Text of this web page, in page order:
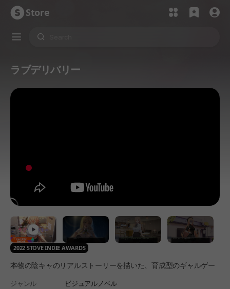
Store
ラブデリバリー
2022 STOVE INDIE AWARDS
本物の陰キャのリアルストーリーを描いた、育成型のギャルゲー
ジャンル
ビジュアルノベル